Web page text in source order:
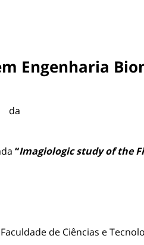
Engenharia
da
“Imagiologic study of the
de Ciências e